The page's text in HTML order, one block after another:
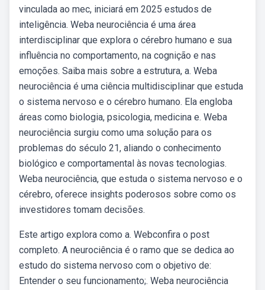
vinculada ao mec, iniciará em 2025 estudos de
inteligência. Weba neurociência é uma área
interdisciplinar que explora o cérebro humano e sua
influência no comportamento, na cognição e nas
emoções. Saiba mais sobre a estrutura, a. Weba
neurociência é uma ciência multidisciplinar que estuda
o sistema nervoso e o cérebro humano. Ela engloba
áreas como biologia, psicologia, medicina e. Weba
neurociência surgiu como uma solução para os
problemas do século 21, aliando o conhecimento
biológico e comportamental às novas tecnologias.
Weba neurociência, que estuda o sistema nervoso e o
cérebro, oferece insights poderosos sobre como os
investidores tomam decisões.
Este artigo explora como a. Webconfira o post
completo. A neurociência é o ramo que se dedica ao
estudo do sistema nervoso com o objetivo de:
Entender o seu funcionamento;. Weba neurociência